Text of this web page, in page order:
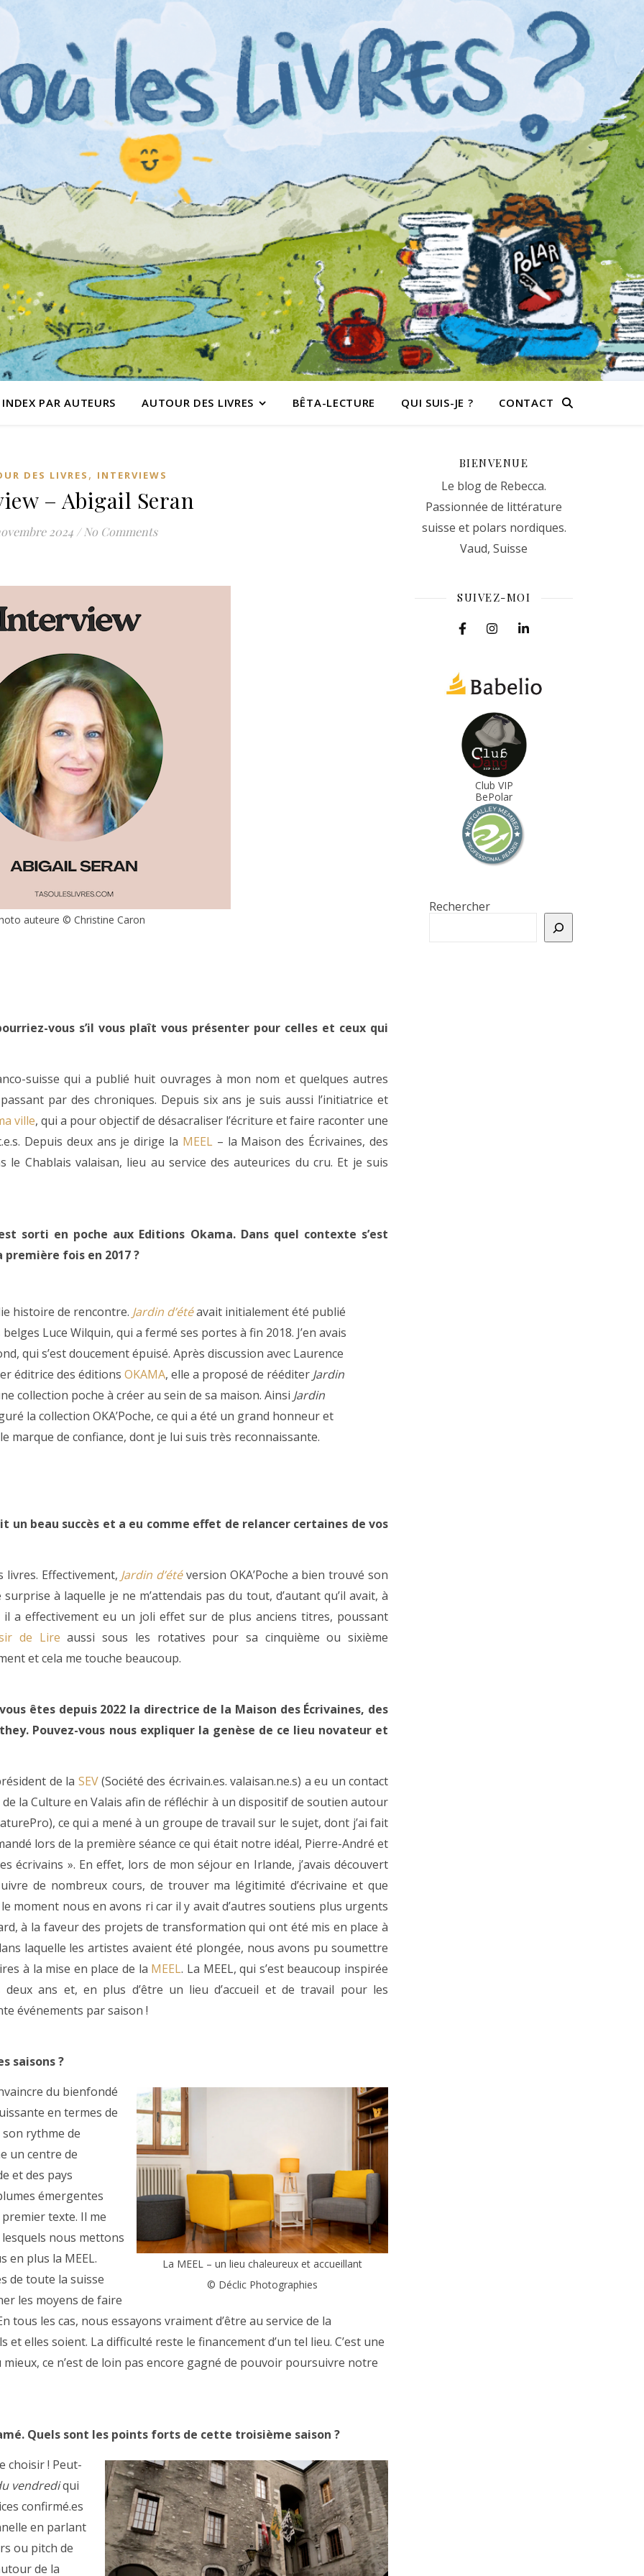
INDEX PAR AUTEURS AUTOUR DES LIVRES BÊTA-LECTURE QUI SUIS-JE ? CONTACT
DES LIVRES , INTERVIEWS
– Abigail Seran
2024 / No Comments
auteure © Christine Caron
vous s’il vous plaît vous présenter pour celles et ceux qui
suisse qui a publié huit ouvrages à mon nom et quelques autres
par des chroniques. Depuis six ans je suis aussi l’initiatrice et
ville, qui a pour objectif de désacraliser l’écriture et faire raconter une
Depuis deux ans je dirige la MEEL– la Maison des Écrivaines, des
Chablais valaisan, lieu au service des auteurices du cru. Et je suis
sorti en poche aux Editions Okama. Dans quel contexte s’est
fois en 2017 ?
histoire de rencontre. Jardin d’étéavait initialement été publié
Luce Wilquin, qui a fermé ses portes à fin 2018. J’en avais
qui s’est doucement épuisé. Après discussion avec Laurence
éditrice des éditionsOKAMA, elle a proposé de rééditer Jardin
collection poche à créer au sein de sa maison. Ainsi Jardin
la collection OKA’Poche, ce qui a été un grand honneur et
marque de confiance, dont je lui suis très reconnaissante.
un beau succès et a eu comme effet de relancer certaines de vos
Effectivement, Jardin d’étéversion OKA’Poche a bien trouvé son
à laquelle je ne m’attendais pas du tout, d’autant qu’il avait, à
a effectivement eu un joli effet sur de plus anciens titres, poussant
de Lire aussi sous les rotatives pour sa cinquième ou sixième
et cela me touche beaucoup.
êtes depuis 2022 la directrice de la Maison des Écrivaines, des
Pouvez-vous nous expliquer la genèse de ce lieu novateur et
de la SEV(Société des écrivain.es. valaisan.ne.s) a eu un contact
de la Culture en Valais afin de réfléchir à un dispositif de soutien autour
ce qui a mené à un groupe de travail sur le sujet, dont j’ai fait
lors de la première séance ce qui était notre idéal, Pierre-André et
écrivains ». En effet, lors de mon séjour en Irlande, j’avais découvert
de nombreux cours, de trouver ma légitimité d’écrivaine et que
moment nous en avons ri car il y avait d’autres soutiens plus urgents
à la faveur des projets de transformation qui ont été mis en place à
laquelle les artistes avaient été plongée, nous avons pu soumettre
à la mise en place de la MEEL. La MEEL, qui s’est beaucoup inspirée
ans et, en plus d’être un lieu d’accueil et de travail pour les
événements par saison !
saisons ?
La MEEL – un lieu chaleureux et accueillant
© Déclic Photographies
du bienfondé
en termes de
rythme de
un centre de
et des pays
émergentes
texte. Il me
nous mettons
en plus la MEEL.
de toute la suisse
les moyens de faire
tous les cas, nous essayons vraiment d’être au service de la
et elles soient. La difficulté reste le financement d’un tel lieu. C’est une
ce n’est de loin pas encore gagné de pouvoir poursuivre notre
Quels sont les points forts de cette troisième saison ?
choisir ! Peut-
vendrediqui
confirmé.es
en parlant
ou pitch de
de la
BIENVENUE
Le blog de Rebecca.
Passionnée de littérature
suisse et polars nordiques.
Vaud, Suisse
SUIVEZ-MOI
Club VIP
BePolar
Rechercher